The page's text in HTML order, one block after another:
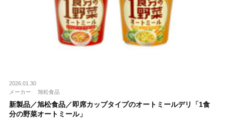
2026.01.30
メーカー
旭松食品
新製品／旭松食品／即席カップタイプのオートミールデリ「1食
分の野菜オートミール」